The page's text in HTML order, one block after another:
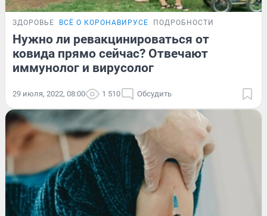
ЗДОРОВЬЕ ВСЁ О КОРОНАВИРУСЕ ПОДРОБНОСТИ
Нужно ли ревакцинироваться от
ковида прямо сейчас? Отвечают
иммунолог и вирусолог
29 июля, 2022, 08:00 1 510 Обсудить